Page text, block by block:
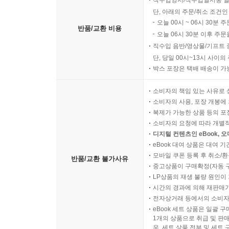
반품/교환 비용
단, 아래의 주문/취소 조건
오늘 00시 ~ 06시 30분
오늘 06시 30분 이후 주
직수입 음반/영상물/기프트
단, 당일 00시~13시 사이의
박스 포장은 택배 배송이
반품/교환 불가사유
소비자의 책임 있는 사유로
소비자의 사용, 포장 개봉
복제가 가능한 상품 등의
소비자의 요청에 따라 개별
디지털 컨텐츠인 eBook,
eBook 대여 상품은 대여 기
모바일 쿠폰 등록 후 취소/
중고상품이 구매확정(자동
LP상품의 재생 불량 원인
시간의 경과에 의해 재판매
전자상거래 등에서의 소비
eBook 세트 상품은 일괄 구
1개의 상품으로 취급 및 판
우, 세트 상품 전부 및 세트